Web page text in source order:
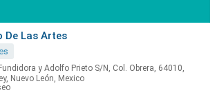
De Las Artes
y Adolfo Prieto S/N, Col. Obrera, 64010,
Nuevo León, Mexico